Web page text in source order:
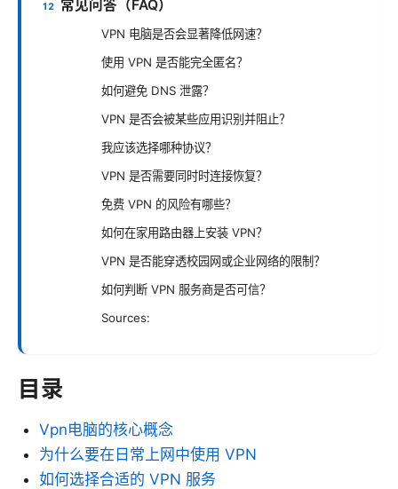
常见问答（FAQ）
VPN 电脑是否会显著降低网速？
使用 VPN 是否能完全匿名？
如何避免 DNS 泄露？
VPN 是否会被某些应用识别并阻止？
我应该选择哪种协议？
VPN 是否需要同时时连接恢复？
免费 VPN 的风险有哪些？
如何在家用路由器上安装 VPN？
VPN 是否能穿透校园网或企业网络的限制？
如何判断 VPN 服务商是否可信？
Sources:
目录
Vpn电脑的核心概念
为什么要在日常上网中使用 VPN
如何选择合适的 VPN 服务